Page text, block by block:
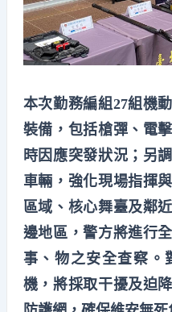
本次勤務編組27組機
裝備，包括槍彈、電
時因應突發狀況；另
車輛，強化現場指揮
區域、核心舞臺及鄰
邊地區，警方將進行
事、物之安全查察。
機，將採取干擾及迫